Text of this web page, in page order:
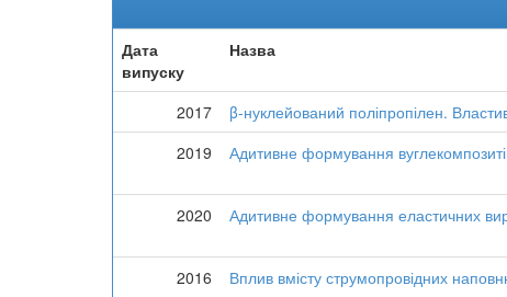
Дата
випуску
Назва
2017 β-нуклейований поліпропілен.
2019
Адитивне формування
2020
Адитивне формування еластичних
2016
Вплив вмісту струмопровідних